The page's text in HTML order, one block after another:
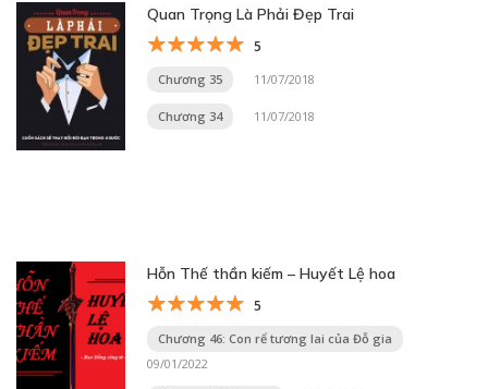
Quan Trọng Là Phải Đẹp Trai
5
Chương 35 11/07/2018
Chương 34 11/07/2018
Hỗn Thế thần kiếm – Huyết Lệ hoa
5
Chương 46: Con rể tương lai của Đỗ gia
09/01/2022